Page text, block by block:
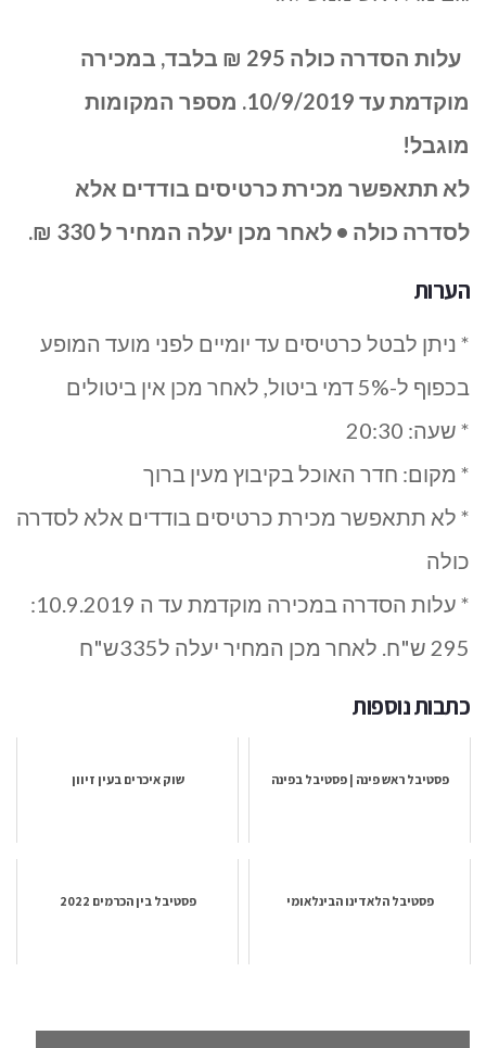
עלות הסדרה כולה 295 ₪ בלבד, במכירה
מוקדמת עד 10/9/2019. מספר המקומות
מוגבל!
לא תתאפשר מכירת כרטיסים בודדים אלא
לסדרה כולה • לאחר מכן יעלה המחיר ל 330 ₪.
הערות
* ניתן לבטל כרטיסים עד יומיים לפני מועד המופע
בכפוף ל-5% דמי ביטול, לאחר מכן אין ביטולים
* שעה: 20:30
* מקום: חדר האוכל בקיבוץ מעין ברוך
* לא תתאפשר מכירת כרטיסים בודדים אלא לסדרה
כולה
* עלות הסדרה במכירה מוקדמת עד ה 10.9.2019:
295 ש"ח. לאחר מכן המחיר יעלה ל335ש"ח
כתבות נוספות
פסטיבל ראש פינה | פסטיבל בפינה שוק איכרים בעין זיוון
פסטיבל הלאדינו הבינלאומי פסטיבל בין הכרמים 2022